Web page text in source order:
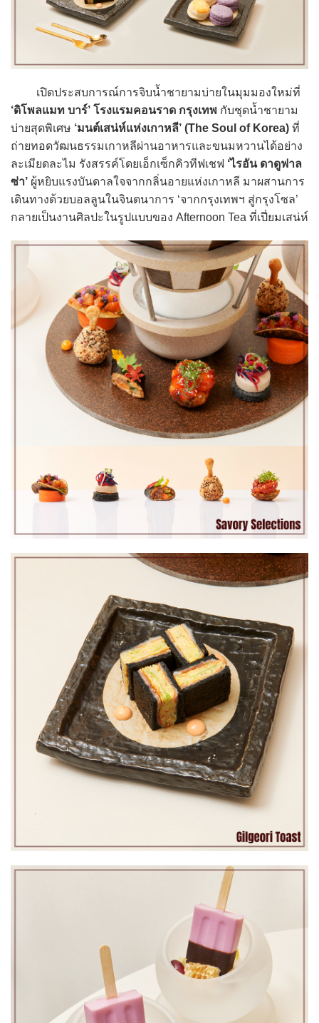
เปิดประสบการณ์การจิบน้ำชายามบ่ายในมุมมองใหม่ที่
‘ดิโพลแมท บาร์’ โรงแรมคอนราด กรุงเทพ กับชุดน้ำชายาม
บ่ายสุดพิเศษ ‘มนต์เสน่ห์แห่งเกาหลี’ (The Soul of Korea) ที่
ถ่ายทอดวัฒนธรรมเกาหลีผ่านอาหารและขนมหวานได้อย่าง
ละเมียดละไม รังสรรค์โดยเอ็กเซ็กคิวทีฟเชฟ ‘ไรอัน ดาดูฟาล
ซ่า’ ผู้หยิบแรงบันดาลใจจากกลิ่นอายแห่งเกาหลี มาผสานการ
เดินทางด้วยบอลลูนในจินตนาการ ‘จากกรุงเทพฯ สู่กรุงโซล’
กลายเป็นงานศิลปะในรูปแบบของ Afternoon Tea ที่เปี่ยมเสน่ห์